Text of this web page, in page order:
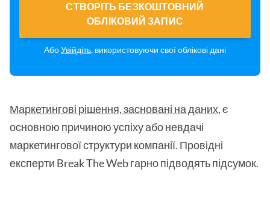
СТВОРІТЬ БЕЗКОШТОВНИЙ
ОБЛІКОВИЙ ЗАПИС
АбоУвійдіть, використовуючи свої облікові дані
Маркетингові рішення, засновані на даних, є
основною причиною успіху або невдачі
маркетингової структури компанії. Провідні
експерти Break The Web гарно підводять підсумок.